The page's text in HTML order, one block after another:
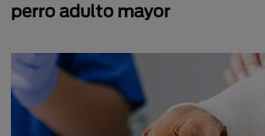
perro adulto mayor